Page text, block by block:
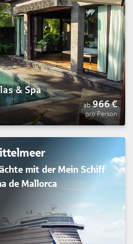
& Spa
ab 966€
pro Person
mit der Mein Schiff
de Mallorca